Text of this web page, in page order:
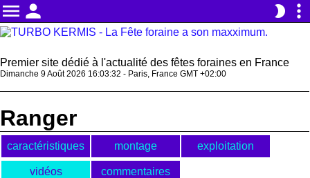
menu person brightness_2 more_vert
Premier site dédié à l'actualité des fêtes foraines en France
Dimanche 9 Août 2026 16:03:32 - Paris, France GMT +02:00
Ranger
caractéristiques montage exploitation
vidéos commentaires